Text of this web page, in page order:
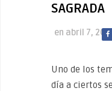
SAGRADA
en abril 7,
Uno de los
día a ciertos